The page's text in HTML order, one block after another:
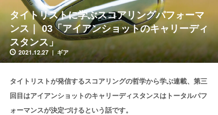
タイトリストに学ぶスコアリングパフォーマ
ンス｜ 03「アイアンショットのキャリーディ
スタンス」
2021.12.27 ギア
タイトリストが発信するスコアリングの哲学から学ぶ連載、第三
回目はアイアンショットのキャリーディスタンスはトータルパフ
ォーマンスが決定づけるという話です。